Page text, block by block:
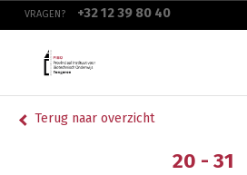
Overslaan
naar
VRAGEN? +32 12 39 80 40
Terug naar overzicht
20 - 31